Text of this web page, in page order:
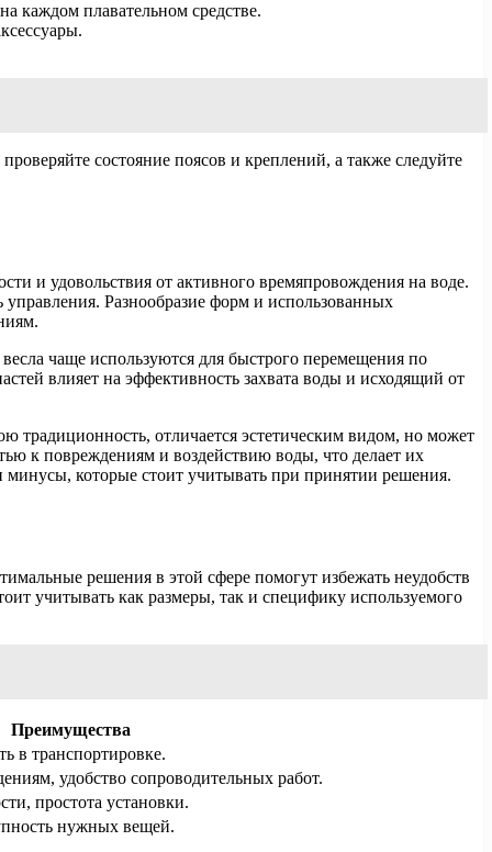
каждом плавательном средстве.
состояние поясов и креплений, а также следуйте
и удовольствия от активного времяпровождения на воде.
Разнообразие форм и использованных
чаще используются для быстрого перемещения по
влияет на эффективность захвата воды и исходящий от
традиционность, отличается эстетическим видом, но может
к повреждениям и воздействию воды, что делает их
которые стоит учитывать при принятии решения.
решения в этой сфере помогут избежать неудобств
учитывать как размеры, так и специфику используемого
Преимущества
в транспортировке.
удобство сопроводительных работ.
простота установки.
нужных вещей.